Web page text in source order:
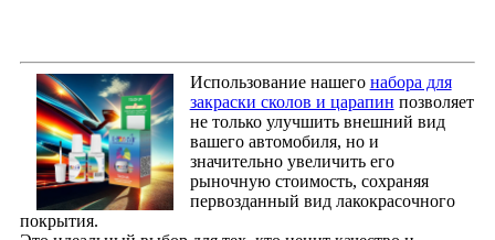
Использование нашего набора для
закраски сколов и царапин позволяет
не только улучшить внешний вид
вашего автомобиля, но и
значительно увеличить его
рыночную стоимость, сохраняя
первозданный вид лакокрасочного
покрытия.